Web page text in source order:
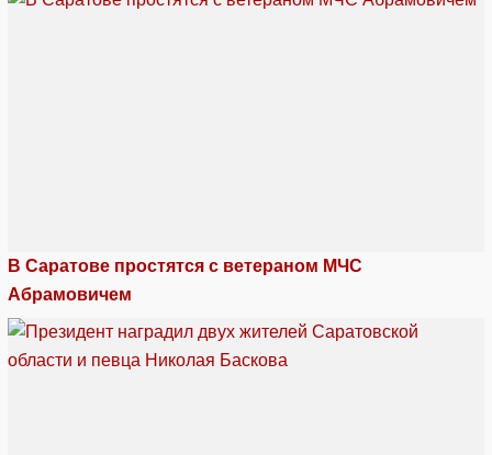
В Саратове простятся с ветераном МЧС
Абрамовичем